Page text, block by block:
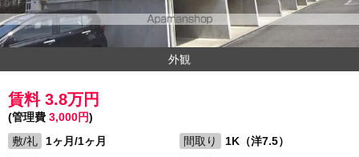
外観
賃料 3.8万円
(管理費 3,000円)
敷/礼
1ヶ月/1ヶ月 間取り
1K（洋7.5）